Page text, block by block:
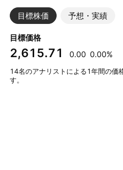
目標株価 予想・実績
目標価格
2,615.71 0.00 0.00%
14名のアナリストによる1年間の
す。